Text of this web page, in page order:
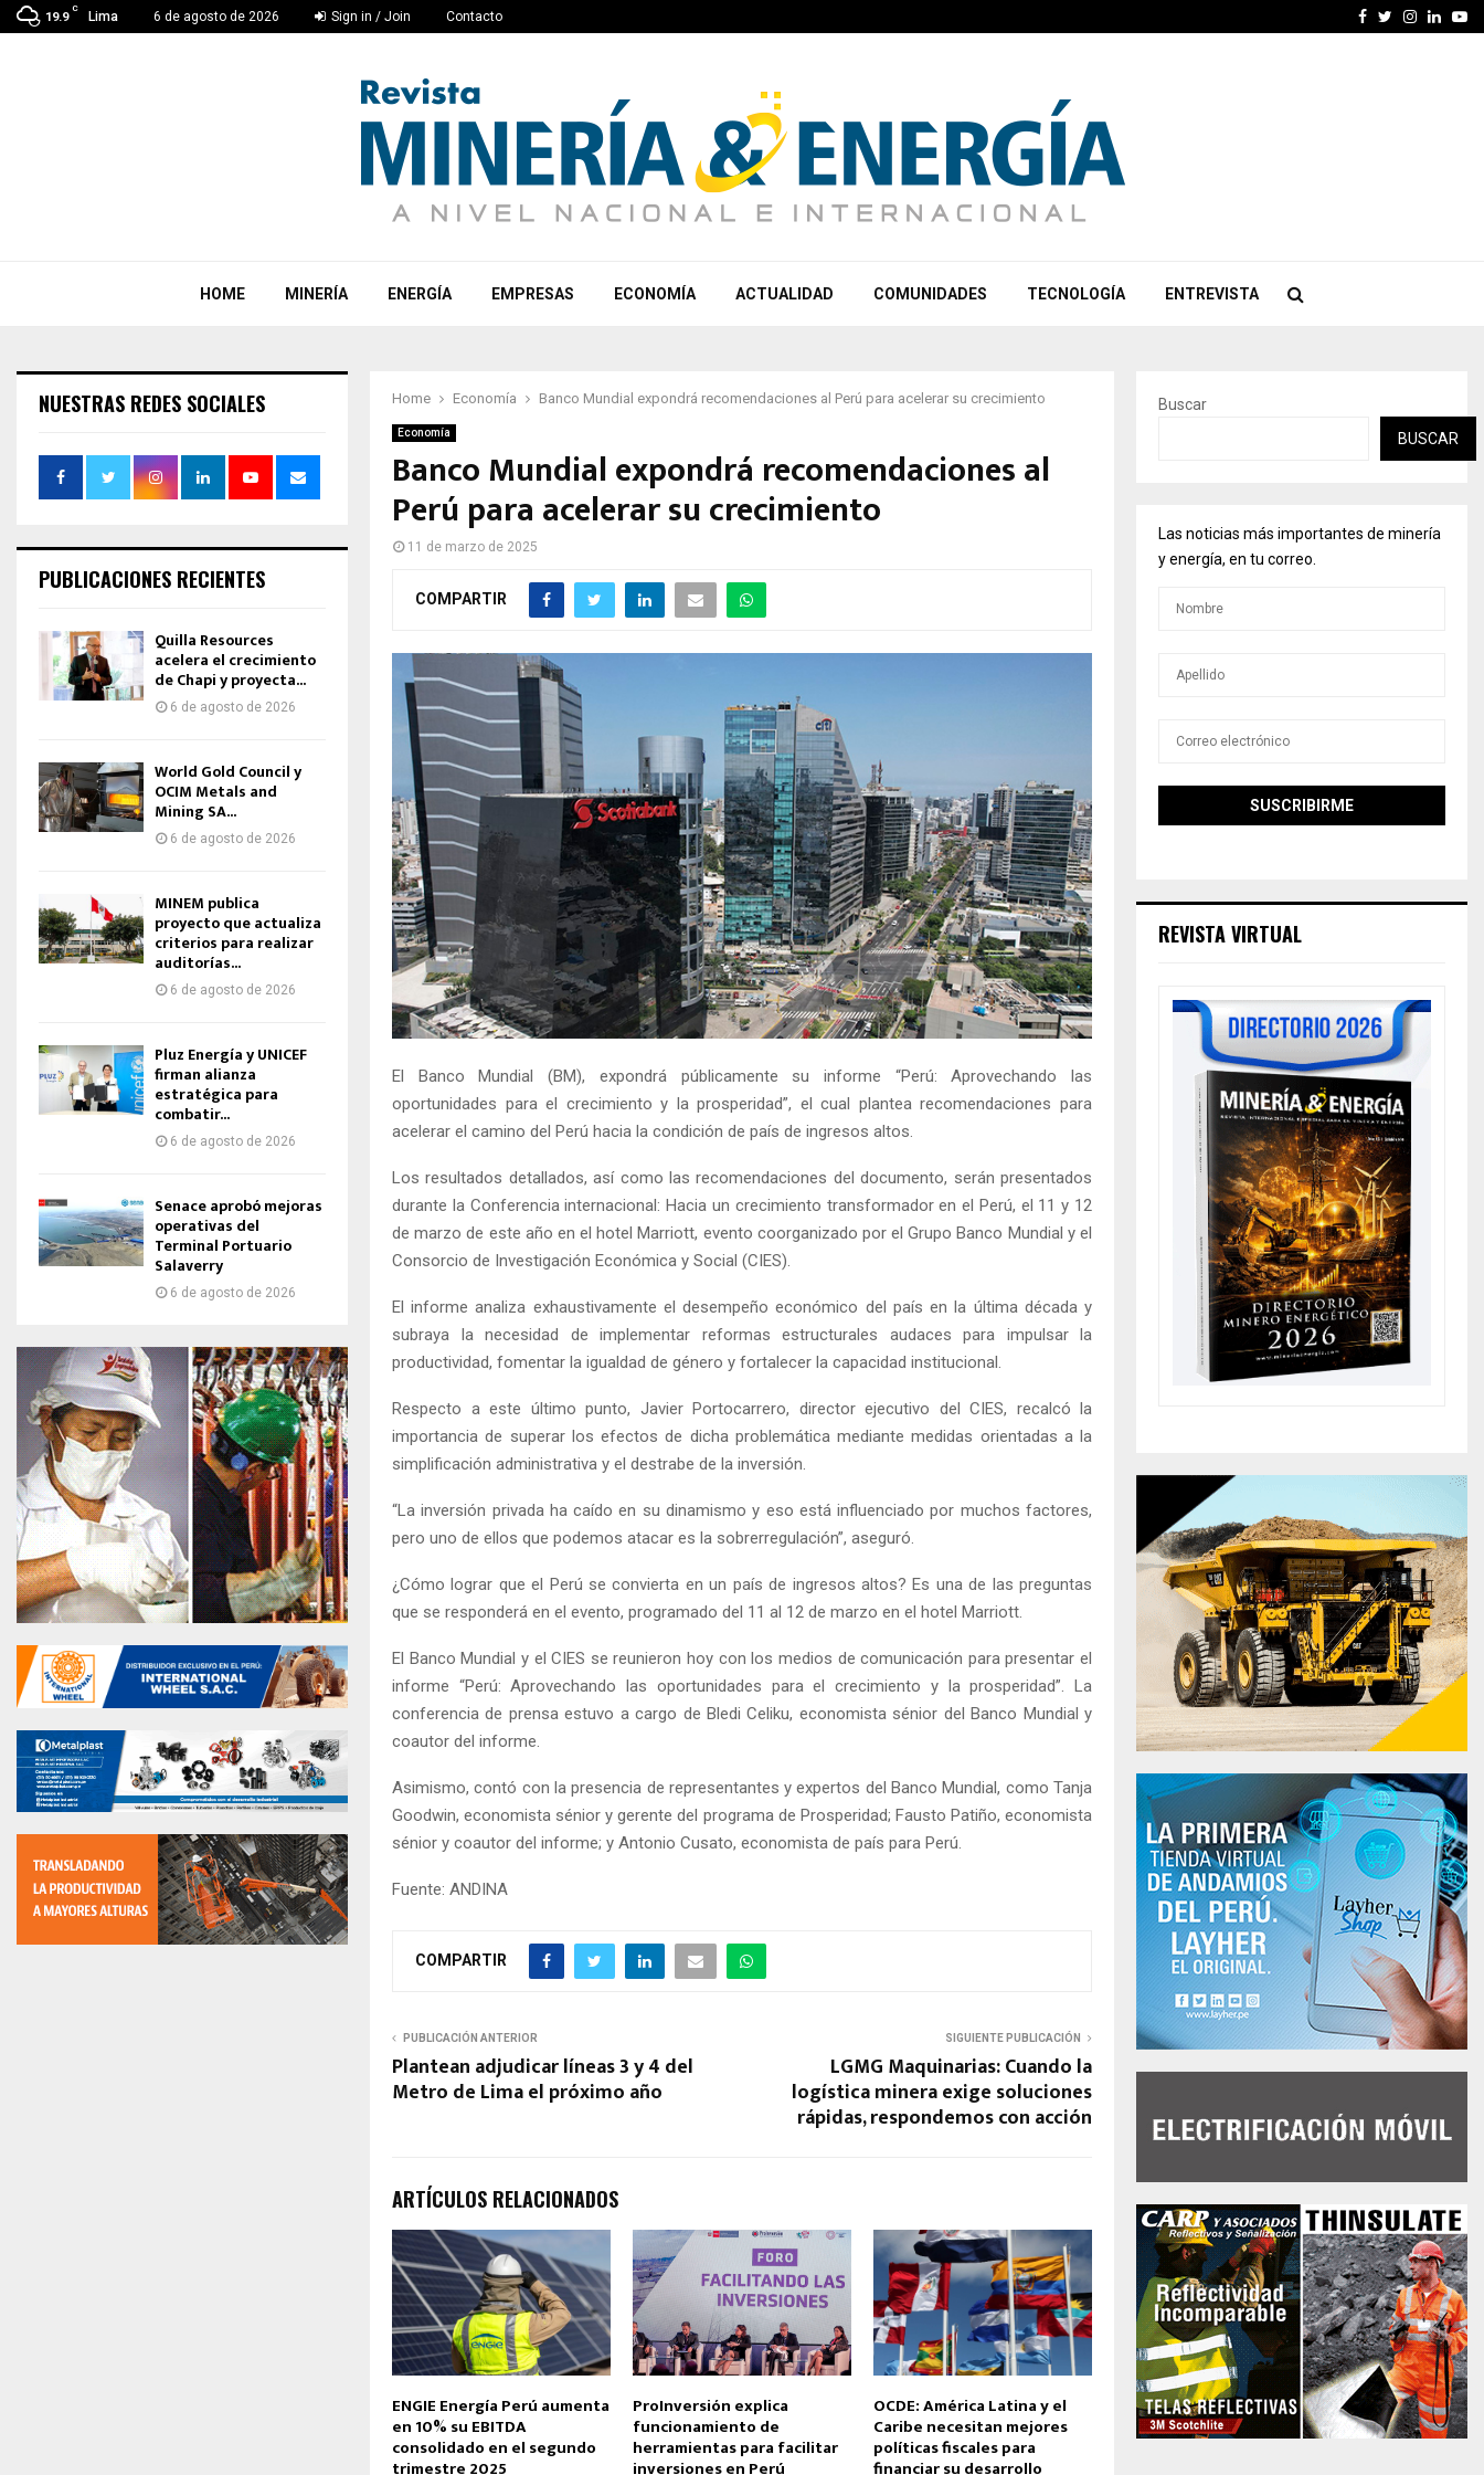
19.9
C
Lima 6 de agosto de 2026 Sign in / Join Contacto Facebook
Twitter
HOME MINERÍA ENERGÍA EMPRESAS ECONOMÍA ACTUALIDAD COMUNIDADES TECNOLOGÍA ENTREVISTA
Home Economía Banco Mundial expondrá recomendaciones al Perú para acelerar su crecimiento
Economía
Banco Mundial expondrá recomendaciones al
Perú para acelerar su crecimiento
11 de marzo de 2025
COMPARTIR
El Banco Mundial (BM), expondrá públicamente su informe “Perú: Aprovechando las
oportunidades para el crecimiento y la prosperidad”, el cual plantea recomendaciones para
acelerar el camino del Perú hacia la condición de país de ingresos altos.
Los resultados detallados, así como las recomendaciones del documento, serán presentados
durante la Conferencia internacional: Hacia un crecimiento transformador en el Perú, el 11 y 12
de marzo de este año en el hotel Marriott, evento coorganizado por el Grupo Banco Mundial y el
Consorcio de Investigación Económica y Social (CIES).
El informe analiza exhaustivamente el desempeño económico del país en la última década y
subraya la necesidad de implementar reformas estructurales audaces para impulsar la
productividad, fomentar la igualdad de género y fortalecer la capacidad institucional.
Respecto a este último punto, Javier Portocarrero, director ejecutivo del CIES, recalcó la
importancia de superar los efectos de dicha problemática mediante medidas orientadas a la
simplificación administrativa y el destrabe de la inversión.
“La inversión privada ha caído en su dinamismo y eso está influenciado por muchos factores,
pero uno de ellos que podemos atacar es la sobrerregulación”, aseguró.
¿Cómo lograr que el Perú se convierta en un país de ingresos altos? Es una de las preguntas
que se responderá en el evento, programado del 11 al 12 de marzo en el hotel Marriott.
El Banco Mundial y el CIES se reunieron hoy con los medios de comunicación para presentar el
informe “Perú: Aprovechando las oportunidades para el crecimiento y la prosperidad”. La
conferencia de prensa estuvo a cargo de Bledi Celiku, economista sénior del Banco Mundial y
coautor del informe.
Asimismo, contó con la presencia de representantes y expertos del Banco Mundial, como Tanja
Goodwin, economista sénior y gerente del programa de Prosperidad; Fausto Patiño, economista
sénior y coautor del informe; y Antonio Cusato, economista de país para Perú.
Fuente: ANDINA
COMPARTIR
PUBLICACIÓN ANTERIOR
Plantean adjudicar líneas 3 y 4 del
Metro de Lima el próximo año
SIGUIENTE PUBLICACIÓN
LGMG Maquinarias: Cuando la
logística minera exige soluciones
rápidas, respondemos con acción
ARTÍCULOS RELACIONADOS
ENGIE Energía Perú aumenta
en 10% su EBITDA
consolidado en el segundo
trimestre 2025
ProInversión explica
funcionamiento de
herramientas para facilitar
inversiones en Perú
OCDE: América Latina y el
Caribe necesitan mejores
políticas fiscales para
financiar su desarrollo
NUESTRAS REDES SOCIALES
PUBLICACIONES RECIENTES
Quilla Resources
acelera el crecimiento
de Chapi y proyecta...
6 de agosto de 2026
World Gold Council y
OCIM Metals and
Mining SA...
6 de agosto de 2026
MINEM publica
proyecto que actualiza
criterios para realizar
auditorías...
6 de agosto de 2026
Pluz Energía y UNICEF
firman alianza
estratégica para
combatir...
6 de agosto de 2026
Senace aprobó mejoras
operativas del
Terminal Portuario
Salaverry
6 de agosto de 2026
Buscar
BUSCAR
Las noticias más importantes de minería
y energía, en tu correo.
REVISTA VIRTUAL